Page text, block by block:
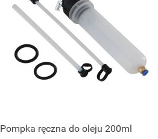
Pompka ręczna do oleju 200ml